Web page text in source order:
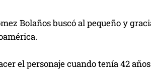
Bolaños buscó al pequeño y
el personaje cuando tenía 42